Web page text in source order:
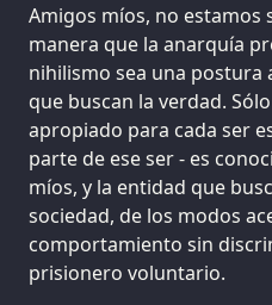
Amigos míos, no
manera que la anarquía
nihilismo sea una postura
que buscan la verdad.
apropiado para cada ser
parte de ese ser - es
míos, y la entidad que
sociedad, de los modos
comportamiento sin
prisionero voluntario.